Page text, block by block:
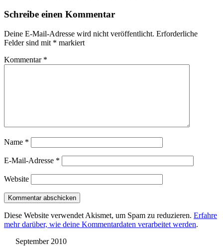
Schreibe einen Kommentar
Deine E-Mail-Adresse wird nicht veröffentlicht. Erforderliche
Felder sind mit * markiert
Kommentar *
Name *
E-Mail-Adresse *
Website
Diese Website verwendet Akismet, um Spam zu reduzieren. Erfahre
mehr darüber, wie deine Kommentardaten verarbeitet werden.
September 2010